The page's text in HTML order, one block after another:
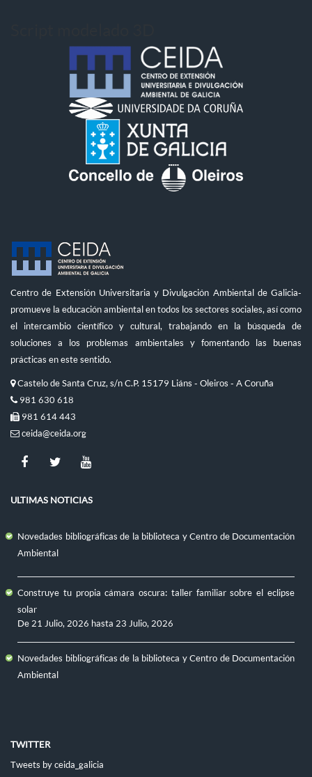
Centro de Extensión Universitaria y Divulgación Ambiental de Galicia-
promueve la educación ambiental en todos los sectores sociales, así como
el intercambio científico y cultural, trabajando en la búsqueda de
soluciones a los problemas ambientales y fomentando las buenas
prácticas en este sentido.
Castelo de Santa Cruz, s/n C.P. 15179 Liáns - Oleiros - A Coruña
981 630 618
981 614 443
ceida@ceida.org
ULTIMAS NOTICIAS
Novedades bibliográficas de la biblioteca y Centro de Documentación
Ambiental
Construye tu propia cámara oscura: taller familiar sobre el eclipse
solar
De 21 Julio, 2026 hasta 23 Julio, 2026
Novedades bibliográficas de la biblioteca y Centro de Documentación
Ambiental
TWITTER
Tweets by ceida_galicia